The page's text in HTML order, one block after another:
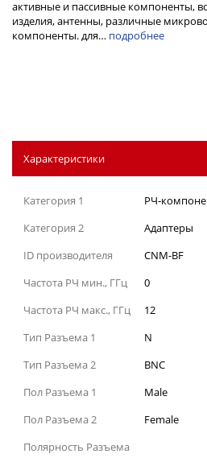
активные и пассивные компоненты,
изделия, антенны, различные
компоненты. для… подробнее
Характеристики
Категория 1
РЧ-
Категория 2
Адаптеры
ID производителя
CNM-BF
Частота РЧ мин., ГГц
0
Частота РЧ макс., ГГц
12
Тип Разъема 1
N
Тип Разъема 2
BNC
Пол Разъема 1
Male
Пол Разъема 2
Female
Полярность Разъема